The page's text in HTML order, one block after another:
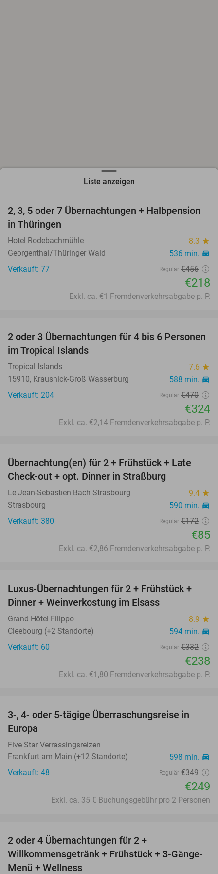
Liste anzeigen
52%
2, 3, 5 oder 7 Übernachtungen + Halbpension
in Thüringen
Hotel Rodebachmühle 8.3 star
Georgenthal/Thüringer Wald 536 min. directions_car
Verkauft: 77 Regulär €456
€218
Exkl. ca. €1 Fremdenverkehrsabgabe p. P.
31%
2 oder 3 Übernachtungen für 4 bis 6 Personen
im Tropical Islands
Tropical Islands 7.6 star
15910, Krausnick-Groß Wasserburg 588 min. directions_car
Verkauft: 204 Regulär €470
€324
Exkl. ca. €2,14 Fremdenverkehrsabgabe p. P.
51%
Übernachtung(en) für 2 + Frühstück + Late
Check-out + opt. Dinner in Straßburg
Le Jean-Sébastien Bach Strasbourg 9.4 star
Strasbourg 590 min. directions_car
Verkauft: 380 Regulär €172
€85
Exkl. ca. €2,86 Fremdenverkehrsabgabe p. P.
28%
Luxus-Übernachtungen für 2 + Frühstück +
Dinner + Weinverkostung im Elsass
Grand Hôtel Filippo 8.9 star
Cleebourg (+2 Standorte) 594 min. directions_car
Verkauft: 60 Regulär €332
€238
Exkl. ca. €1,80 Fremdenverkehrsabgabe p. P.
29%
3-, 4- oder 5-tägige Überraschungsreise in
Europa
Five Star Verrassingsreizen
Frankfurt am Main (+12 Standorte)
598 min. directions_car
Verkauft: 48 Regulär €349
€249
Exkl. ca. 35 € Buchungsgebühr pro 2 Personen
2 oder 4 Übernachtungen für 2 +
Willkommensgetränk + Frühstück + 3-Gänge-
Menü + Wellness